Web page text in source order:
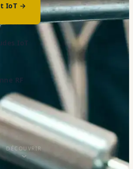
IoT →
IoT
RF
DÉCOUVRIR